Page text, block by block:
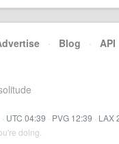
· Blog · API
UTC 04:39 · PVG 12:39 · LAX
doing.